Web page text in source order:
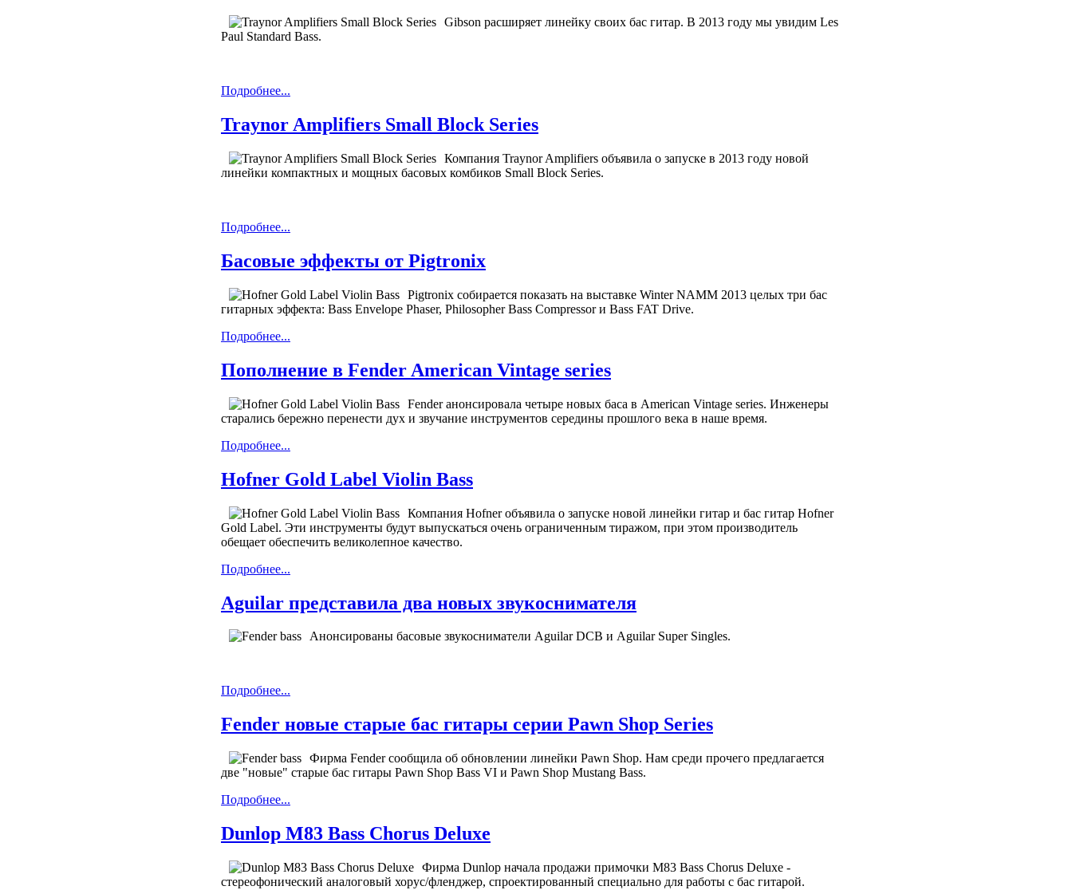
Gibson расширяет линейку своих бас гитар. В 2013 году мы увидим Les
Paul Standard Bass.
Подробнее...
Traynor Amplifiers Small Block Series
Компания Traynor Amplifiers объявила о запуске в 2013 году новой
линейки компактных и мощных басовых комбиков Small Block Series.
Подробнее...
Басовые эффекты от Pigtronix
Pigtronix собирается показать на выставке Winter NAMM 2013 целых три бас
гитарных эффекта: Bass Envelope Phaser, Philosopher Bass Compressor и Bass FAT Drive.
Подробнее...
Пополнение в Fender American Vintage series
Fender анонсировала четыре новых баса в American Vintage series. Инженеры
старались бережно перенести дух и звучание инструментов середины прошлого века в наше время.
Подробнее...
Hofner Gold Label Violin Bass
Компания Hofner объявила о запуске новой линейки гитар и бас гитар Hofner
Gold Label. Эти инструменты будут выпускаться очень ограниченным тиражом, при этом производитель
обещает обеспечить великолепное качество.
Подробнее...
Aguilar представила два новых звукоснимателя
Анонсированы басовые звукосниматели Aguilar DCB и Aguilar Super Singles.
Подробнее...
Fender новые старые бас гитары серии Pawn Shop Series
Фирма Fender сообщила об обновлении линейки Pawn Shop. Нам среди прочего предлагается
две "новые" старые бас гитары Pawn Shop Bass VI и Pawn Shop Mustang Bass.
Подробнее...
Dunlop M83 Bass Chorus Deluxe
Фирма Dunlop начала продажи примочки M83 Bass Chorus Deluxe -
стереофонический аналоговый хорус/фленджер, спроектированный специально для работы с бас гитарой.